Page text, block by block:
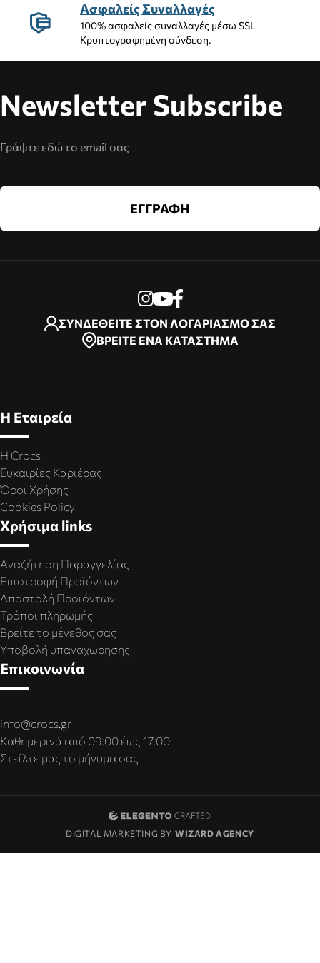
Ασφαλείς Συναλλαγές
100% ασφαλείς συναλλαγές μέσω SSL
Κρυπτογραφημένη σύνδεση.
Newsletter Subscribe
ΕΓΓΡΑΦΗ
ΣΥΝΔΕΘΕΙΤΕ ΣΤΟΝ ΛΟΓΑΡΙΑΣΜΟ ΣΑΣ
ΒΡΕΙΤΕ ΕΝΑ ΚΑΤΑΣΤΗΜΑ
Η Εταιρεία
Η Crocs
Ευκαιρίες Καριέρας
Όροι Χρήσης
Cookies Policy
Χρήσιμα links
Αναζήτηση Παραγγελίας
Επιστροφή Προϊόντων
Αποστολή Προϊόντων
Τρόποι πληρωμής
Βρείτε το μέγεθος σας
Υποβολή υπαναχώρησης
Επικοινωνία
info@crocs.gr
Καθημερινά από 09:00 έως 17:00
Στείλτε μας το μήνυμα σας
DIGITAL MARKETING BY WIZARD AGENCY